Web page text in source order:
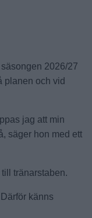
2026/27
planen och vid
jag att min
säger hon med ett
tränarstaben.
känns